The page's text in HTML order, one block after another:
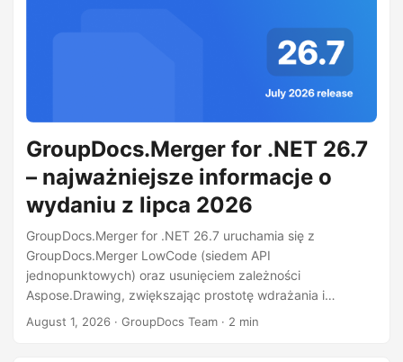
GroupDocs.Merger for .NET 26.7
– najważniejsze informacje o
wydaniu z lipca 2026
GroupDocs.Merger for .NET 26.7 uruchamia się z
GroupDocs.Merger LowCode (siedem API
jednopunktowych) oraz usunięciem zależności
Aspose.Drawing, zwiększając prostotę wdrażania i
produktywność programistów.
August 1, 2026 · GroupDocs Team · 2 min